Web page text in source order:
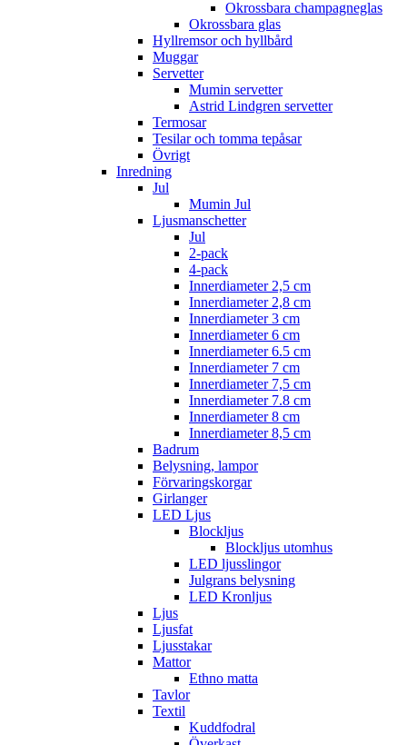
Okrossbara champagneglas
Okrossbara glas
Hyllremsor och hyllbård
Muggar
Servetter
Mumin servetter
Astrid Lindgren servetter
Termosar
Tesilar och tomma tepåsar
Övrigt
Inredning
Jul
Mumin Jul
Ljusmanschetter
Jul
2-pack
4-pack
Innerdiameter 2,5 cm
Innerdiameter 2,8 cm
Innerdiameter 3 cm
Innerdiameter 6 cm
Innerdiameter 6.5 cm
Innerdiameter 7 cm
Innerdiameter 7,5 cm
Innerdiameter 7.8 cm
Innerdiameter 8 cm
Innerdiameter 8,5 cm
Badrum
Belysning, lampor
Förvaringskorgar
Girlanger
LED Ljus
Blockljus
Blockljus utomhus
LED ljusslingor
Julgrans belysning
LED Kronljus
Ljus
Ljusfat
Ljusstakar
Mattor
Ethno matta
Tavlor
Textil
Kuddfodral